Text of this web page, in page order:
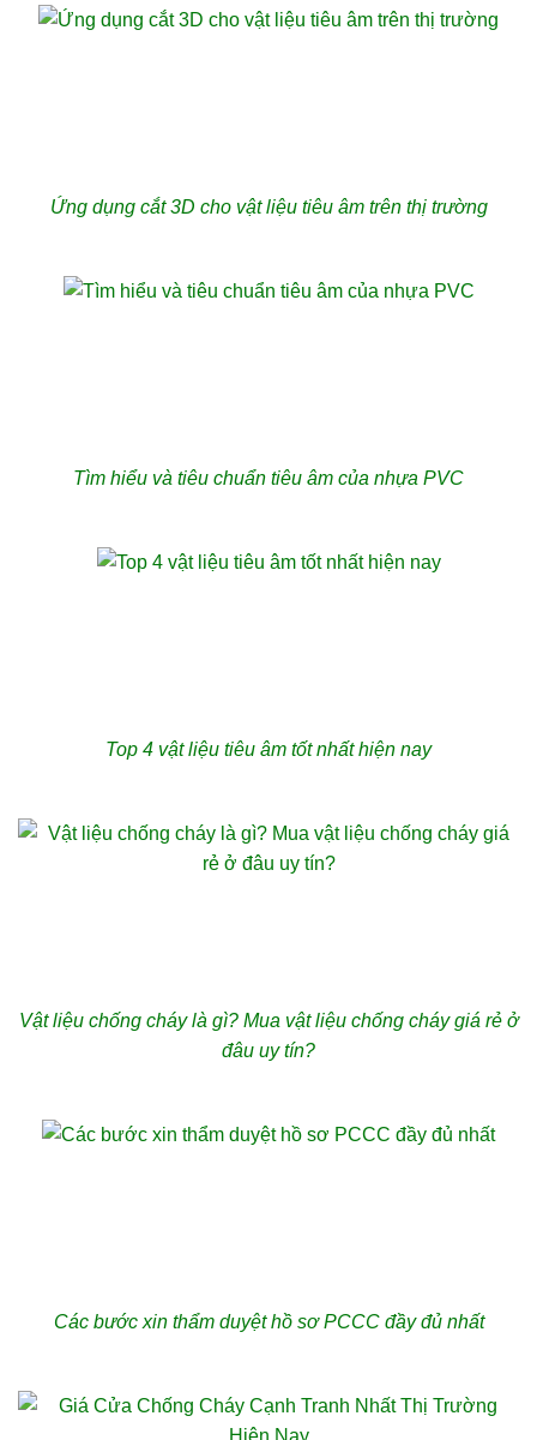
Ứng dụng cắt 3D cho vật liệu tiêu âm trên thị trường
Tìm hiểu và tiêu chuẩn tiêu âm của nhựa PVC
Top 4 vật liệu tiêu âm tốt nhất hiện nay
Vật liệu chống cháy là gì? Mua vật liệu chống cháy giá rẻ ở
đâu uy tín?
Các bước xin thẩm duyệt hồ sơ PCCC đầy đủ nhất